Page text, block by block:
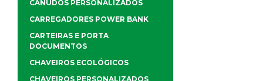
CANUDOS PERSONALIZADOS
CARREGADORES POWER BANK
CARTEIRAS E PORTA
DOCUMENTOS
CHAVEIROS ECOLÓGICOS
CHAVEIROS PERSONALIZADOS